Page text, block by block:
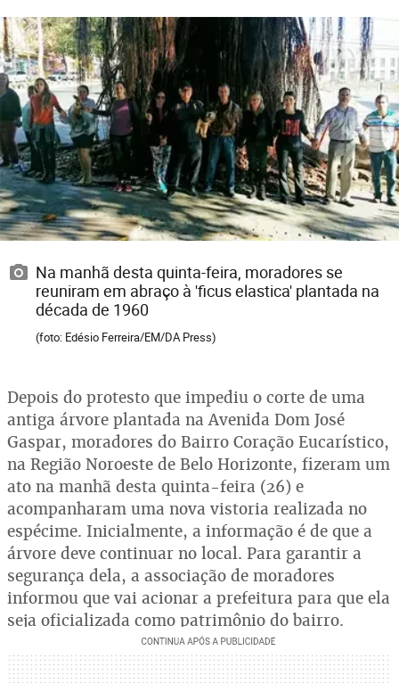
Na manhã desta quinta-feira, moradores se
reuniram em abraço à 'ficus elastica' plantada na
década de 1960
(foto: Edésio Ferreira/EM/DA Press)
Depois do protesto que impediu o corte de uma
antiga árvore plantada na Avenida Dom José
Gaspar, moradores do Bairro Coração Eucarístico,
na Região Noroeste de Belo Horizonte, fizeram um
ato na manhã desta quinta-feira (26) e
acompanharam uma nova vistoria realizada no
espécime. Inicialmente, a informação é de que a
árvore deve continuar no local. Para garantir a
segurança dela, a associação de moradores
informou que vai acionar a prefeitura para que ela
seja oficializada como patrimônio do bairro.